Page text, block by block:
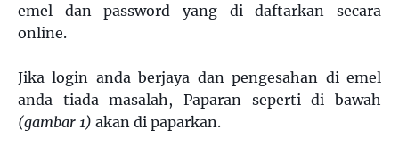
emel dan password yang di daftarkan secara
online.
Jika login anda berjaya dan pengesahan di emel
anda tiada masalah, Paparan seperti di bawah
(gambar 1) akan di paparkan.